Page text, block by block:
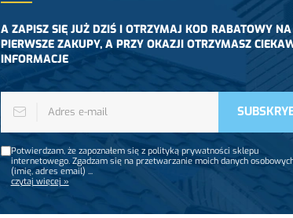
A ZAPISZ SIĘ JUŻ DZIŚ I OTRZYMAJ KOD RABATOWY NA
PIERWSZE ZAKUPY, A PRZY OKAZJI OTRZYMASZ
INFORMACJE
Potwierdzam, że zapoznałem się z polityką prywatności sklepu
internetowego. Zgadzam się na przetwarzanie moich danych
(imię, adres email) ...
czytaj więcej »